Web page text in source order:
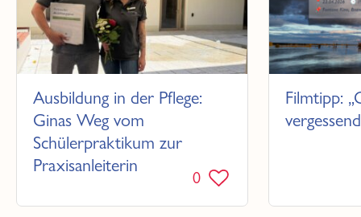
Ausbildung in der Pflege:
Ginas Weg vom
Schülerpraktikum zur
Praxisanleiterin
0
Filmtipp: